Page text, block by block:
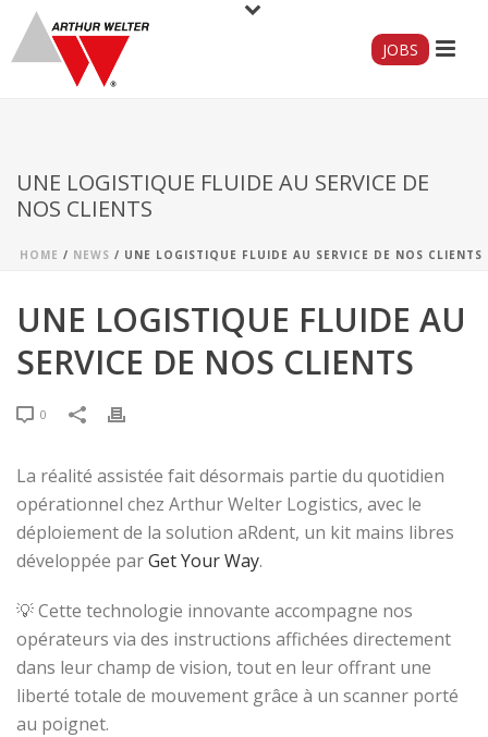
JOBS
UNE LOGISTIQUE FLUIDE AU SERVICE DE
NOS CLIENTS
HOME / NEWS / UNE LOGISTIQUE FLUIDE AU SERVICE DE NOS CLIENTS
UNE LOGISTIQUE FLUIDE AU
SERVICE DE NOS CLIENTS
0
La réalité assistée fait désormais partie du quotidien
opérationnel chez Arthur Welter Logistics, avec le
déploiement de la solution aRdent, un kit mains libres
développée parGet Your Way.
💡 Cette technologie innovante accompagne nos
opérateurs via des instructions affichées directement
dans leur champ de vision, tout en leur offrant une
liberté totale de mouvement grâce à un scanner porté
au poignet.